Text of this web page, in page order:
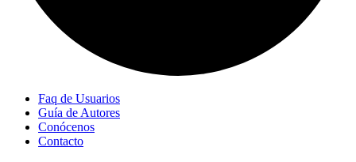
Faq de Usuarios
Guía de Autores
Conócenos
Contacto